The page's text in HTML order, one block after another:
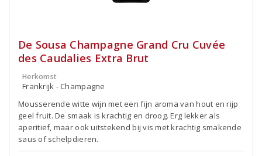
De Sousa Champagne Grand Cru Cuvée
des Caudalies Extra Brut
Herkomst
Frankrijk - Champagne
Mousserende witte wijn met een fijn aroma van hout en rijp
geel fruit. De smaak is krachtig en droog. Erg lekker als
aperitief, maar ook uitstekend bij vis met krachtig smakende
saus of schelpdieren.